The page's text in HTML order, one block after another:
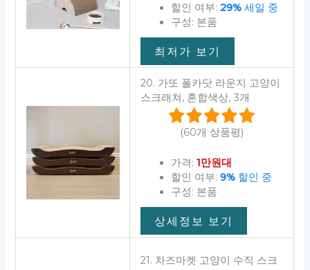
할인 여부: 29%세일 중
구성: 본품
최저가 보기
20. 가또 폴카닷 라운지 고양이
스크래쳐, 혼합색상, 3개
(60개 상품평)
가격: 1만원대
할인 여부: 9%할인 중
구성: 본품
상세정보 보기
21. 차즈마켓 고양이 수직 스크